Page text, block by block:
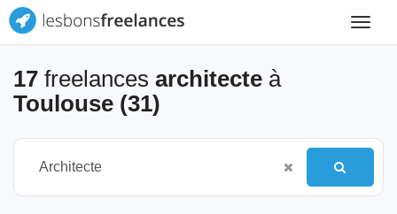
Toggle
17 freelances architecte à
Toulouse (31)